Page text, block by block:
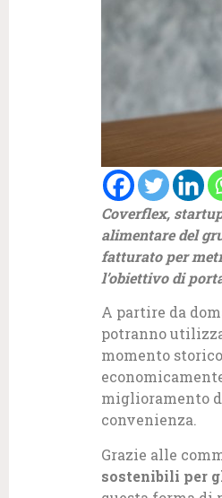
Coverflex,
alimentare del
fatturato per
l’obiettivo di
A partire da
potranno
momento
miglioramento
convenienza.
Grazie alle
sostenibili per